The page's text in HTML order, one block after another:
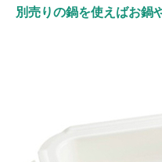
別売りの鍋を使えばお鍋